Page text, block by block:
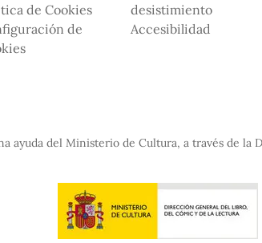
de Cookies
de
desistimiento
Accesibilidad
ayuda del Ministerio de Cultura, a través de